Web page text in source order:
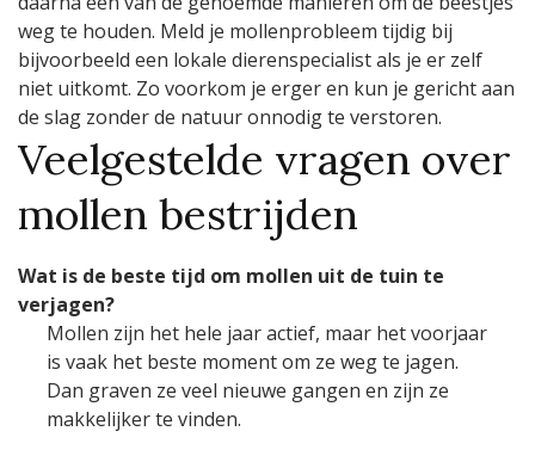
weg te houden. Meld je mollenprobleem tijdig bij
bijvoorbeeld een lokale dierenspecialist als je er zelf
niet uitkomt. Zo voorkom je erger en kun je gericht aan
de slag zonder de natuur onnodig te verstoren.
Veelgestelde vragen over
mollen bestrijden
Wat is de beste tijd om mollen uit de tuin te
verjagen?
Mollen zijn het hele jaar actief, maar het voorjaar
is vaak het beste moment om ze weg te jagen.
Dan graven ze veel nieuwe gangen en zijn ze
makkelijker te vinden.